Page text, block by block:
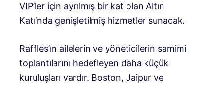
VIP’ler için ayrılmış bir kat olan Altın
Katı’nda genişletilmiş hizmetler sunacak.
Raffles’ın ailelerin ve yöneticilerin samimi
toplantılarını hedefleyen daha küçük
kuruluşları vardır. Boston, Jaipur ve